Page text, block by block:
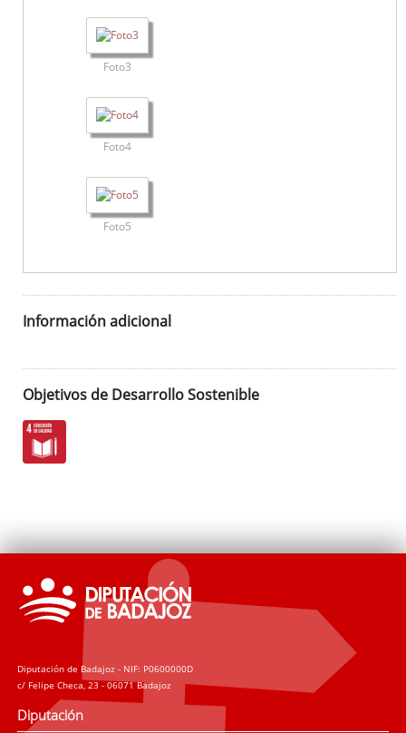
Foto3
Foto4
Foto5
Información adicional
Objetivos de Desarrollo Sostenible
Diputación de Badajoz - NIF: P0600000D
c/ Felipe Checa, 23 - 06071 Badajoz
Diputación